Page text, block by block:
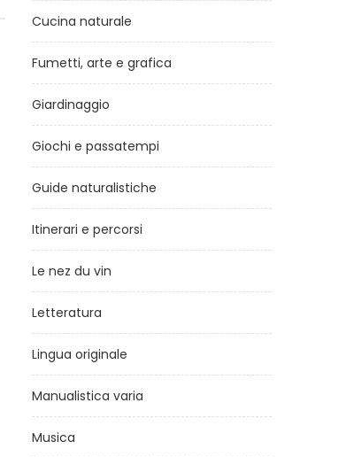
Cucina naturale
Fumetti, arte e grafica
Giardinaggio
Giochi e passatempi
Guide naturalistiche
Itinerari e percorsi
Le nez du vin
Letteratura
Lingua originale
Manualistica varia
Musica